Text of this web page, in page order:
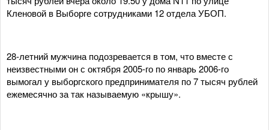
Кленовой в Выборге сотрудниками 12 отдела УБОП.
28-летний мужчина подозревается в том, что вместе с
неизвестными он с октября 2005-го по январь 2006-го
вымогал у выборгского предпринимателя по 7 тысяч рублей
ежемесячно за так называемую «крышу».